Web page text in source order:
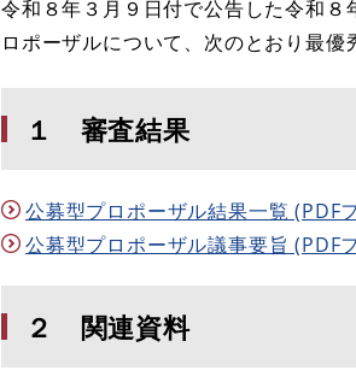
令和８年３月９日付で公告した令和
ロポーザルについて、次のとおり最優
１ 審査結果
公募型プロポーザル結果一覧 (PDF
公募型プロポーザル議事要旨 (PDF
２ 関連資料